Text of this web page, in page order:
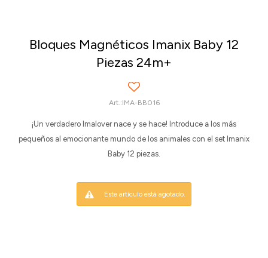
Bloques Magnéticos Imanix Baby 12
Piezas 24m+
IMA-BB016
¡Un verdadero Imalover nace y se hace! Introduce a los más
pequeños al emocionante mundo de los animales con el set Imanix
Baby 12 piezas.
Este artículo está agotado.